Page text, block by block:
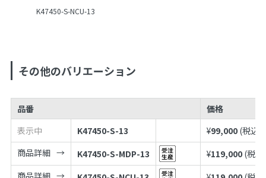
K47450-S-NCU-13
その他のバリエーション
品番
価格
表示中
K47450-S-13 ¥99,000 (税込¥
商品詳細
K47450-S-MDP-13 ¥119,000 (税込
商品詳細